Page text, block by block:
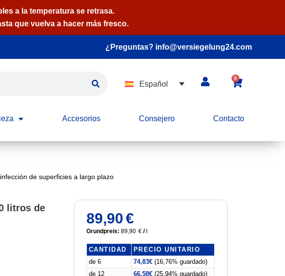
a la temperatura se retrasa.
que vuelva a hacer más fresco.
¿Preguntas? info@versiegelung24.com
Español
0
Accesorios Consejero Contacto
de superficies a largo plazo
litros de
89,90€
Grundpreis: 89,90 €/l
CANTIDAD
PRECIO UNITARIO
de 6
74,83€(16,76% guardado)
de 12
66,58€(25,94% guardado)